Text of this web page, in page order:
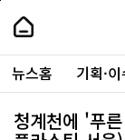
본
로
가
내
손
안
에
서
울
-
서
주
요
서
뉴스홈 기획·
청계천에 '푸
페
상
단
로